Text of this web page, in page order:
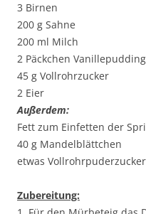
3 Birnen
200 g Sahne
200 ml Milch
2 Päckchen
45 g Vollrohrzucker
2 Eier
Außerdem:
Fett zum Einfetten der
40 g Mandelblättchen
etwas
Zubereitung: